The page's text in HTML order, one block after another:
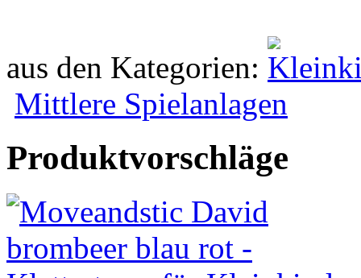
aus den Kategorien:
Mittlere Spielanlagen
Produktvorschläge